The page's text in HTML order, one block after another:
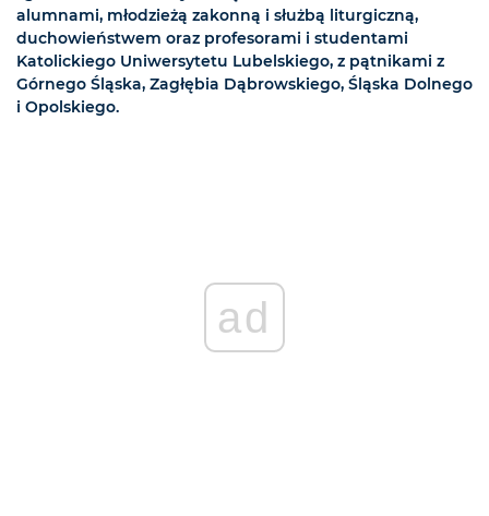
alumnami, młodzieżą zakonną i służbą liturgiczną,
duchowieństwem oraz profesorami i studentami
Katolickiego Uniwersytetu Lubelskiego, z pątnikami z
Górnego Śląska, Zagłębia Dąbrowskiego, Śląska Dolnego
i Opolskiego.
ad